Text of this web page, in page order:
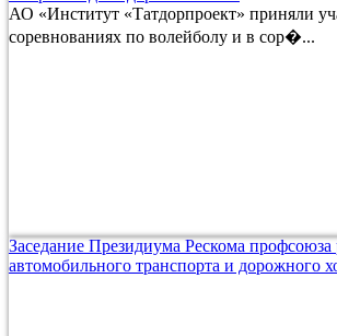
АО «Институт «Татдорпроект» приняли
соревнованиях по волейболу и в сор�...
Заседание Президиума Рескома профсоюза
автомобильного транспорта и дорожного